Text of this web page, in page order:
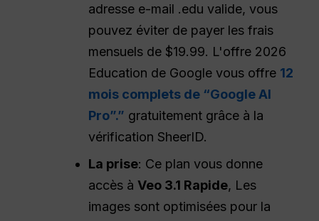
adresse e-mail .edu valide, vous
pouvez éviter de payer les frais
mensuels de $19.99. L'offre 2026
Education de Google vous offre 12
mois complets de “Google AI
Pro”.” gratuitement grâce à la
vérification SheerID.
La prise: Ce plan vous donne
accès àVeo 3.1 Rapide, Les
images sont optimisées pour la